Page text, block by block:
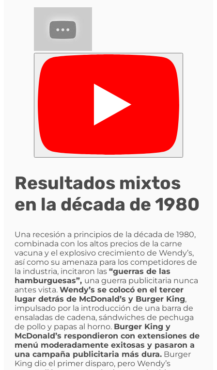
Resultados mixtos
en la década de 1980
Una recesión a principios de la década de 1980,
combinada con los altos precios de la carne
vacuna y el explosivo crecimiento de Wendy’s,
así como su amenaza para los competidores de
la industria, incitaron las “guerras de las
hamburguesas”, una guerra publicitaria nunca
antes vista. Wendy’s se colocó en el tercer
lugar detrás de McDonald’s y Burger King,
impulsado por la introducción de una barra de
ensaladas de cadena, sándwiches de pechuga
de pollo y papas al horno. Burger King y
McDonald’s respondieron con extensiones de
menú moderadamente exitosas y pasaron a
una campaña publicitaria más dura.Burger
King dio el primer disparo, pero Wendy’s